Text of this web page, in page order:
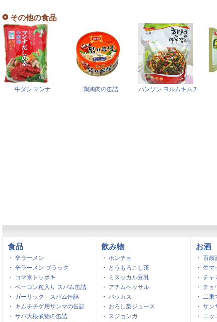
その他の食品
牛ダシ マンナ 鶏胸肉の缶詰 ハンソン ヨルムキムチ
食品
・ 辛ラーメン
・ 辛ラーメン ブラック
・ コマ米トッポキ
・ ベーコン粒入り スパム缶詰
・ ガーリック スパム缶詰
・ キムチチゲ用サンマの缶詰
・ サバ大根煮物の缶詰
飲み物
・ ホンチョ
・
とうもろこし茶
・
ミスッカル豆乳
・ アチムヘッサル
・ バッカス
・ おろし梨ジュース
・ スジョンガ
お酒
・ 百歳
・ 生マ
・ チャ
・ チョ
・ 二東
・ サン
・ ニッ